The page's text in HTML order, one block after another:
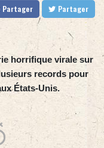
Partager Partager
horrifique virale sur
records pour
États-Unis.